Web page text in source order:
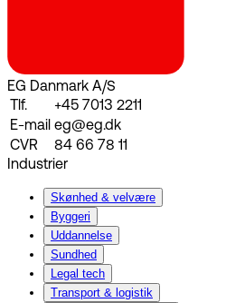
EG Danmark A/S
Tlf.
+45 7013 2211
E-mail eg@eg.dk
CVR
84 66 78 11
Industrier
Skønhed & velvære
Byggeri
Uddannelse
Sundhed
Legal tech
Transport & logistik